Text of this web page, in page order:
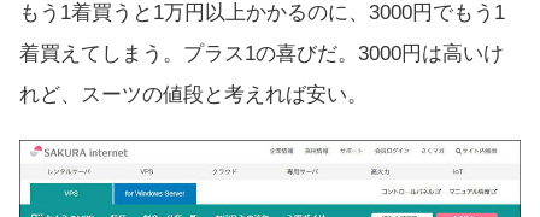
もう1着買うと1万円以上かかるのに、3000円でもう1
着買えてしまう。プラス1の喜びだ。3000円は高いけ
れど、スーツの値段と考えれば安い。